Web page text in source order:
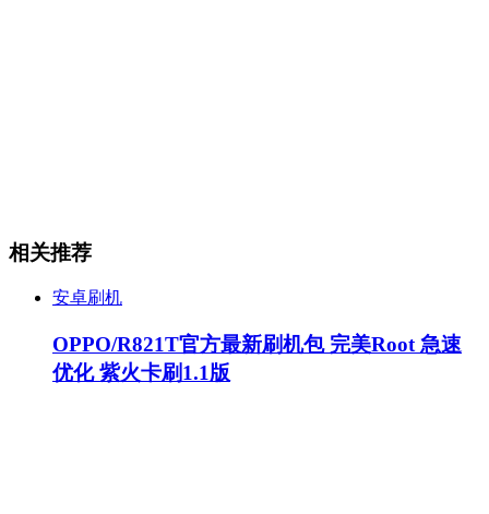
相关推荐
安卓刷机
OPPO/R821T官方最新刷机包 完美Root 急速
优化 紫火卡刷1.1版